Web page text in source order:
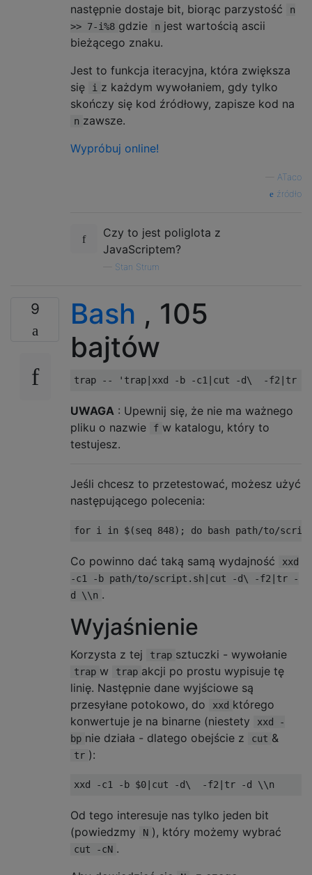
następnie dostaje bit, biorąc parzystość
n
>> 7-i%8 gdzie n jest wartością ascii
bieżącego znaku.
Jest to funkcja iteracyjna, która zwiększa
się
i z każdym wywołaniem, gdy tylko
skończy się kod źródłowy, zapisze kod na
n zawsze.
Wypróbuj online!
ATaco
źródło
Czy to jest poliglota z
JavaScriptem?
Stan Strum
9 Bash , 105
bajtów
trap -- 'trap|xxd -b -c1|cut -d\  -f2|tr -d
UWAGA : Upewnij się, że nie ma ważnego
pliku o nazwie
f w katalogu, który to
testujesz.
Jeśli chcesz to przetestować, możesz użyć
następującego polecenia:
for i in $(seq 848); do bash path/to/
Co powinno dać taką samą wydajność
xxd
-c1 -b path/to/script.sh|cut -d\ -f2|tr -
d \\n .
Wyjaśnienie
Korzysta z tej trap sztuczki - wywołanie
trap w trap akcji po prostu wypisuje tę
linię. Następnie dane wyjściowe są
przesyłane potokowo, do
xxd którego
konwertuje je na binarne (niestety
xxd -
bp nie działa - dlatego obejście z cut &
tr ):
xxd -c1 - b $0 cut -d\ -f2 tr -d \\n
Od tego interesuje nas tylko jeden bit
(powiedzmy
N ), który możemy wybrać
cut -cN .